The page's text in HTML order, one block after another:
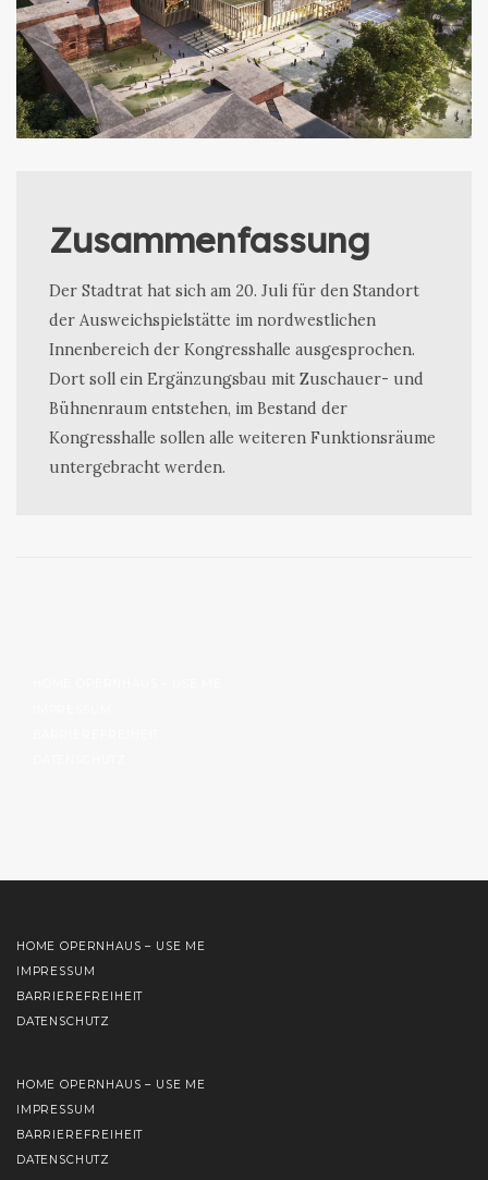
Zusammenfassung
Der Stadtrat hat sich am 20. Juli für den Standort
der Ausweichspielstätte im nordwestlichen
Innenbereich der Kongresshalle ausgesprochen.
Dort soll ein Ergänzungsbau mit Zuschauer- und
Bühnenraum entstehen, im Bestand der
Kongresshalle sollen alle weiteren Funktionsräume
untergebracht werden.
HOME OPERNHAUS – USE ME
IMPRESSUM
BARRIEREFREIHEIT
DATENSCHUTZ
HOME OPERNHAUS – USE ME
IMPRESSUM
BARRIEREFREIHEIT
DATENSCHUTZ